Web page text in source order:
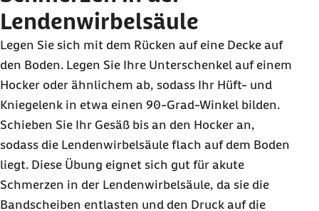
Rückenschmerzen
Akute Rückenschmerzen – wann zum Arzt?
Sie haben häufig Rückenschmerzen?
Lendenwirbelsäule
Legen Sie sich mit dem Rücken auf eine Decke auf
den Boden. Legen Sie Ihre Unterschenkel auf einem
Hocker oder ähnlichem ab, sodass Ihr Hüft- und
Kniegelenk in etwa einen 90-Grad-Winkel bilden.
Schieben Sie Ihr Gesäß bis an den Hocker an,
sodass die Lendenwirbelsäule flach auf dem Boden
liegt. Diese Übung eignet sich gut für akute
Schmerzen in der Lendenwirbelsäule, da sie die
Bandscheiben entlasten und den Druck auf die